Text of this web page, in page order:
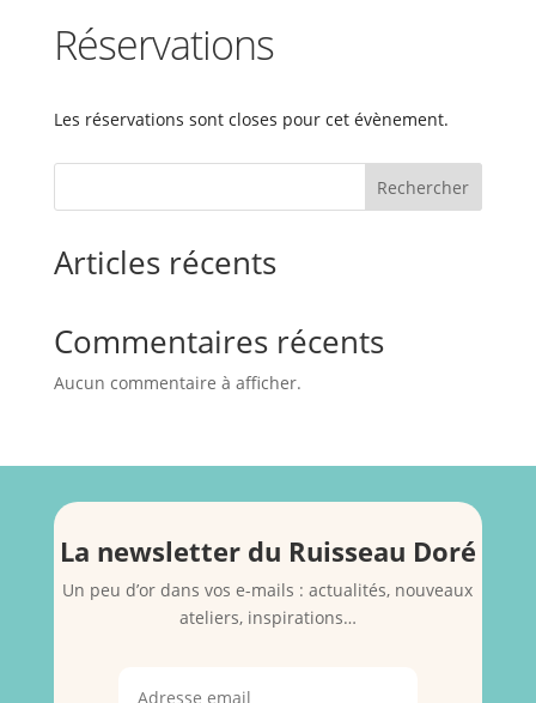
Réservations
Les réservations sont closes pour cet évènement.
Rechercher
Articles récents
Commentaires récents
Aucun commentaire à afficher.
La newsletter du Ruisseau Doré
Un peu d’or dans vos e-mails : actualités, nouveaux
ateliers, inspirations…